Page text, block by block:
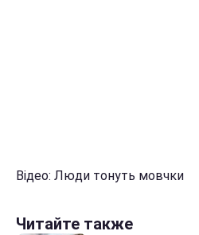
Відео: Люди тонуть мовчки
Читайте также